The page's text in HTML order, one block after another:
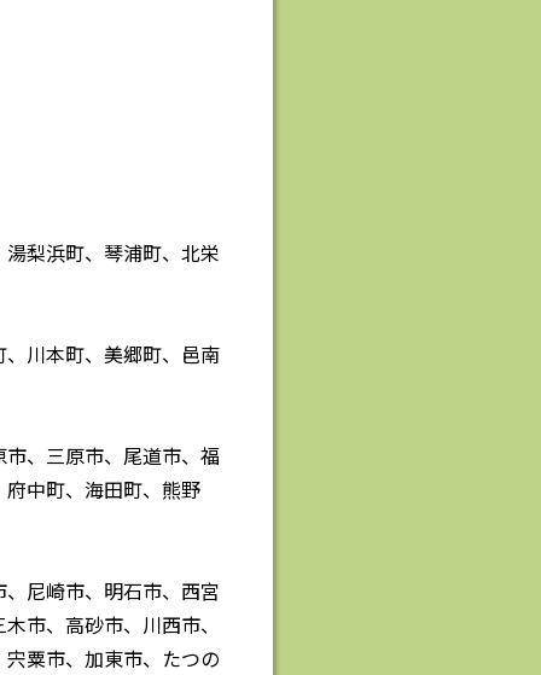
梨浜町、琴浦町、北栄
川本町、美郷町、邑南
、三原市、尾道市、福
中町、海田町、熊野
尼崎市、明石市、西宮
市、高砂市、川西市、
粟市、加東市、たつの